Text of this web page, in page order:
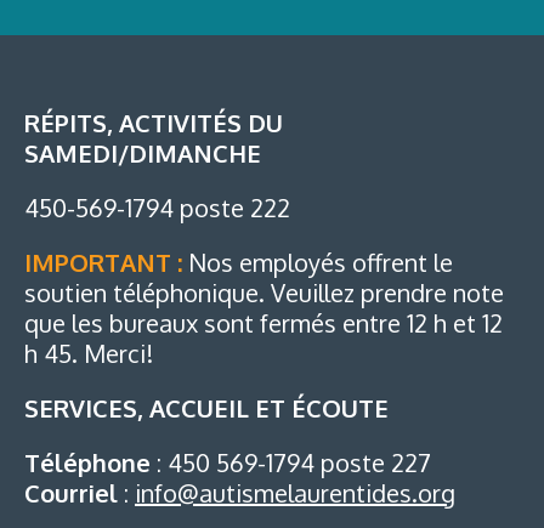
RÉPITS, ACTIVITÉS DU
SAMEDI/DIMANCHE
450-569-1794 poste 222
IMPORTANT : Nos employés offrent le
soutien téléphonique. Veuillez prendre note
que les bureaux sont fermés entre 12 h et 12
h 45. Merci!
SERVICES, ACCUEIL ET ÉCOUTE
Téléphone : 450 569-1794 poste 227
Courriel : info@autismelaurentides.org